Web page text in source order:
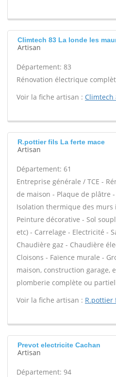
Climtech 83 La londe les
Artisan
Département: 83
Rénovation électrique
Voir la fiche artisan : Climtech
R.pottier fils La ferte mace
Artisan
Département: 61
Entreprise générale / TCE -
de maison - Plaque de plâtre
Isolation thermique des
Peinture décorative - Sol
etc) - Carrelage - Electricité -
Chaudière gaz - Chaudière
Cloisons - Faïence murale -
maison, construction garage,
plomberie complète ou
Voir la fiche artisan : R.pottier
Prevot electricite Cachan
Artisan
Département: 94